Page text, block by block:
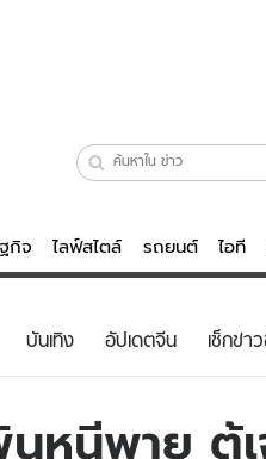
กิจ ไลฟ์สไตล์ รถยนต์ ไอที
ไลฟ์สไตล์
วัยรุ่น
บันเทิง อัปเดตจีน เช็กข่า
หนีพายุ ตู้